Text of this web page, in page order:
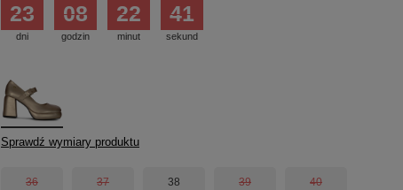
dni
23
godzin
08
minut
22
sekund
40
Sprawdź wymiary produktu
36 37 38 39 40